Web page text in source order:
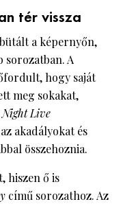
tér vissza
a képernyőn,
sorozatban. A
hogy saját
meg sokakat,
Live
akadályokat és
összehoznia.
hiszen ő is
című sorozathoz. Az